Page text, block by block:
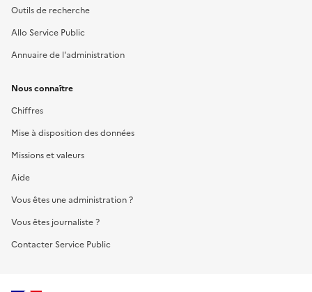
Outils de recherche
Allo Service Public
Annuaire de l'administration
Nous connaître
Chiffres
Mise à disposition des données
Missions et valeurs
Aide
Vous êtes une administration ?
Vous êtes journaliste ?
Contacter Service Public